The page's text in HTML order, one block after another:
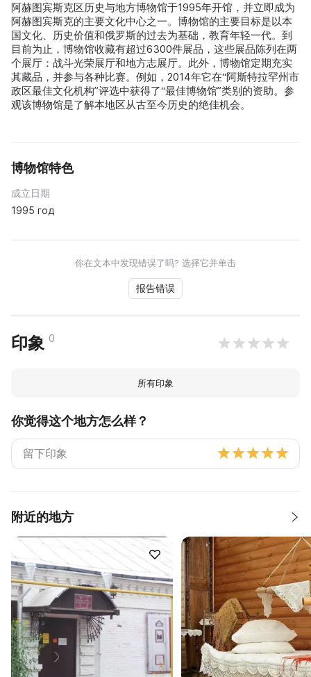
阿赫图宾斯克区历史与地方博物馆于1995年开馆，并立即成为
阿赫图宾斯克的主要文化中心之一。博物馆的主要目标是以本
国文化、历史价值和俄罗斯的过去为基础，教育年轻一代。到
目前为止，博物馆收藏有超过6300件展品，这些展品陈列在两
个展厅：战斗光荣展厅和地方志展厅。此外，博物馆定期充实
其藏品，并参与各种比赛。例如，2014年它在“阿斯特拉罕州市
政区最佳文化机构”评选中获得了“最佳博物馆”类别的资助。参
观该博物馆是了解本地区从古至今历史的绝佳机会。
博物馆特色
成立日期
1995 год
你在文本中发现错误了吗? 选择它并单击
报告错误
印象 0
所有印象
你觉得这个地方怎么样？
附近的地方